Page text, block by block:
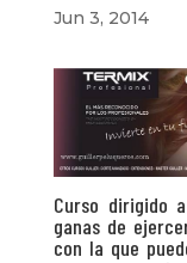
Jun 3, 2014
Curso dirigido
ganas de
con la que